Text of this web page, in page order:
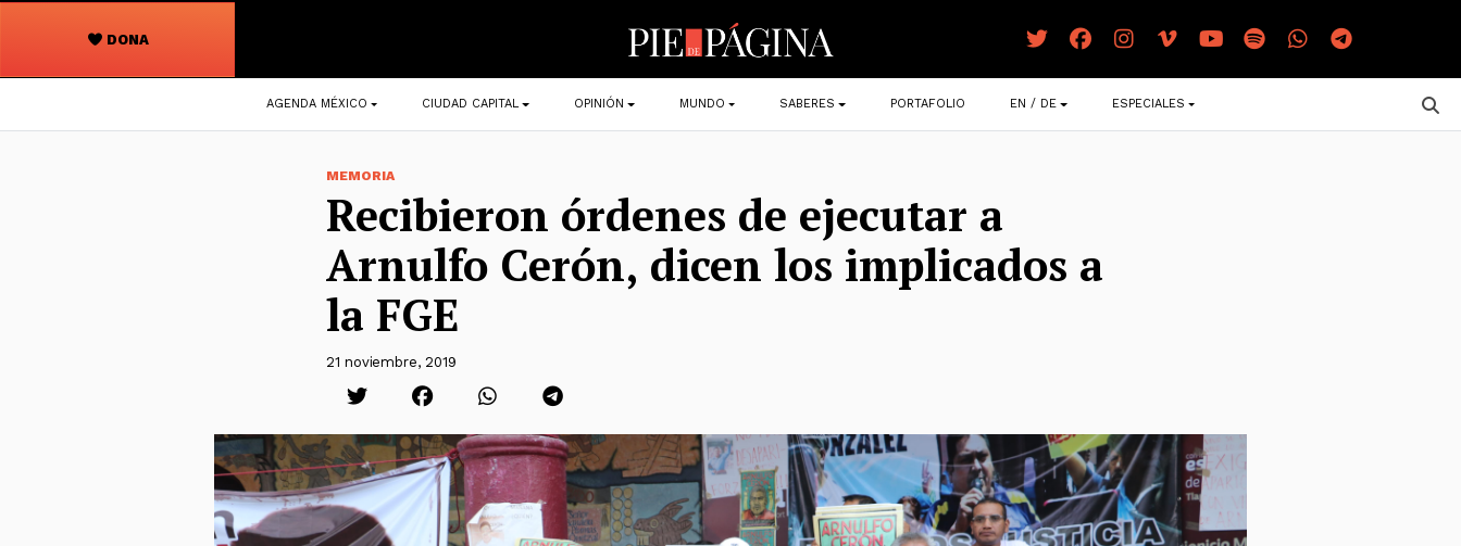
DONA
Navegación
principal
AGENDA MÉXICO CIUDAD CAPITAL OPINIÓN MUNDO SABERES PORTAFOLIO EN / DE ESPECIALES
MEMORIA
Recibieron órdenes de ejecutar a
Arnulfo Cerón, dicen los implicados a
la FGE
21 noviembre, 2019